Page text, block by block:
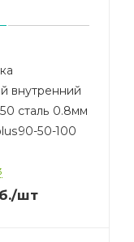
внутренний
сталь 0.8мм
50-100
/шт